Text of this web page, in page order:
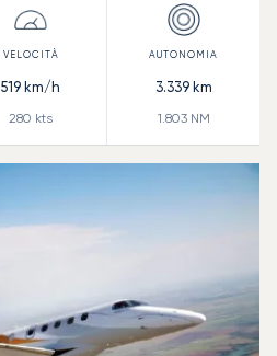
519 km/h
280 kts
3.339km
1.803NM